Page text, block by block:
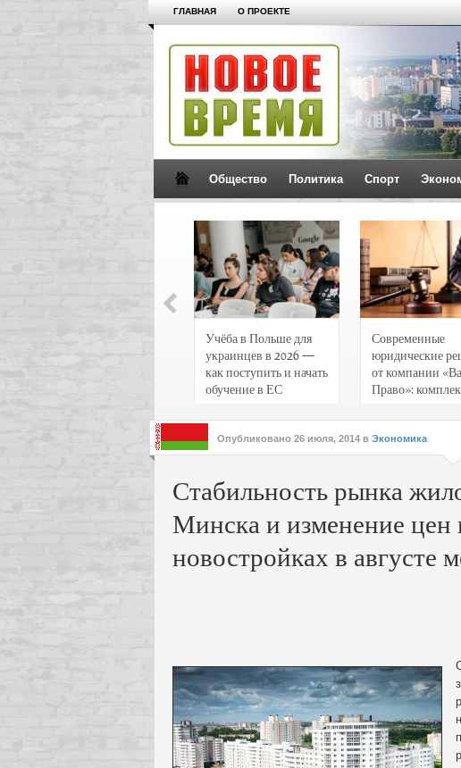
ГЛАВНАЯ О ПРОЕКТЕ
Общество Политика Спорт
Учёба в Польше для
украинцев в 2026 —
как поступить и начать
обучение в ЕС
Современные
юридические
от компании
Право»:
интересов
Опубликовано 26 июля, 2014 в Экономика
Стабильность рынка
Минска и изменение цен
новостройках в августе